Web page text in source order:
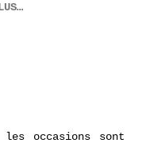
occasions sont